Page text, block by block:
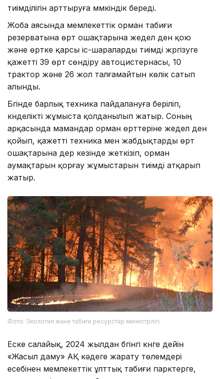
тиімділігін арттыруға мүмкіндік береді.
Жоба аясында мемлекеттік орман табиғи
резерватына өрт ошақтарына жедел ден қою
және өртке қарсы іс-шараларды тиімді жүргізуге
қажетті 39 өрт сөндіру автоцистернасы, 10
трактор және 26 жол талғамайтын көлік сатып
алынды.
Бүгінде барлық техника пайдалануға беріліп,
күнделікті жұмыста қолданылып жатыр. Соның
арқасында мамандар орман өрттеріне жедел ден
қойып, қажетті техника мен жабдықтарды өрт
ошақтарына дер кезінде жеткізіп, орман
аумақтарын қорғау жұмыстарын тиімді атқарып
жатыр.
Фото: Экология және табиғи ресурстар министрлігі
Еске салайық, 2024 жылдан бүгінгі күнге дейін
«Жасыл даму» АҚ кәдеге жарату төлемдері
есебінен мемлекеттік ұлттық табиғи парктерге,